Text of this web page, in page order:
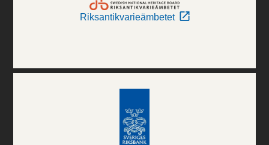
Riksantikvarieämbetet